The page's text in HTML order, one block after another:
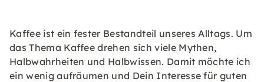
Kaffee ist ein fester Bestandteil unseres Alltags. Um
das Thema Kaffee drehen sich viele Mythen,
Halbwahrheiten und Halbwissen. Damit möchte ich
ein wenig aufräumen und Dein Interesse für guten